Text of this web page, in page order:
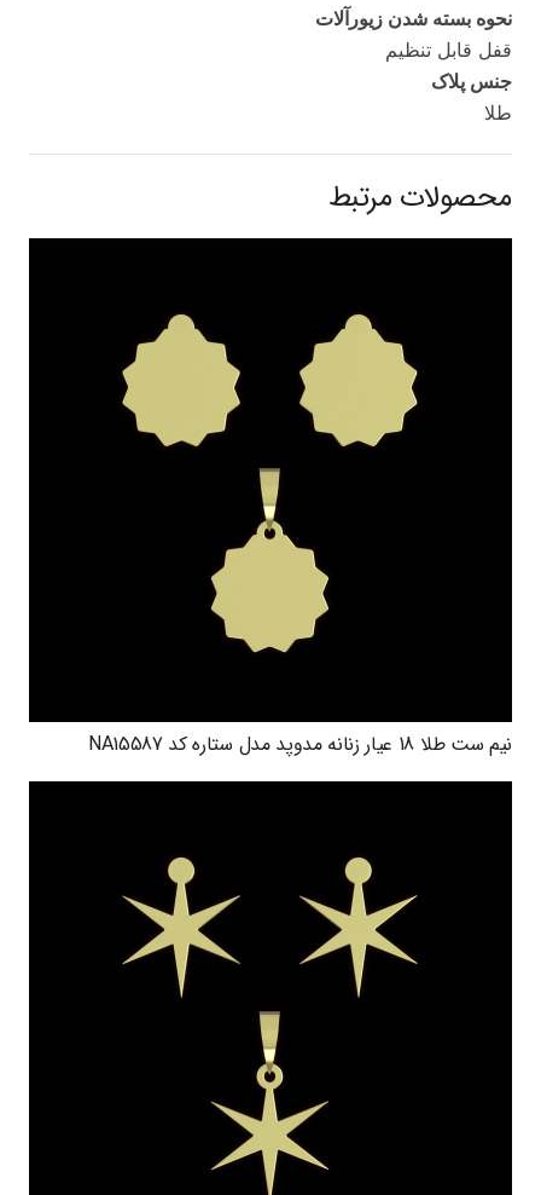
نحوه بسته شدن زیورآلات
قفل قابل تنظیم
جنس پلاک
طلا
محصولات مرتبط
نیم ست طلا 18 عیار زنانه مدوپد مدل ستاره کد NA15587